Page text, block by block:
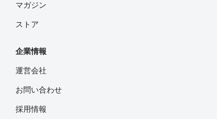
マガジン
ストア
企業情報
運営会社
お問い合わせ
採用情報